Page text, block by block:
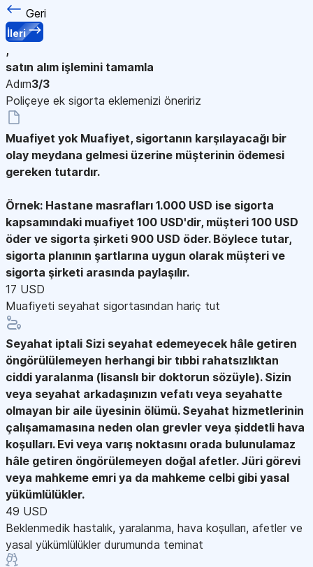
Geri
İleri
,
satın alım işlemini tamamla
Adım3/3
Poliçeye ek sigorta eklemenizi öneririz
Muafiyet yok Muafiyet, sigortanın karşılayacağı bir
olay meydana gelmesi üzerine müşterinin ödemesi
gereken tutardır.
Örnek: Hastane masrafları 1.000 USD ise sigorta
kapsamındaki muafiyet 100 USD'dir, müşteri 100 USD
öder ve sigorta şirketi 900 USD öder. Böylece tutar,
sigorta planının şartlarına uygun olarak müşteri ve
sigorta şirketi arasında paylaşılır.
17 USD
Muafiyeti seyahat sigortasından hariç tut
Seyahat iptali Sizi seyahat edemeyecek hâle getiren
öngörülülemeyen herhangi bir tıbbi rahatsızlıktan
ciddi yaralanma (lisanslı bir doktorun sözüyle). Sizin
veya seyahat arkadaşınızın vefatı veya seyahatte
olmayan bir aile üyesinin ölümü. Seyahat hizmetlerinin
çalışamamasına neden olan grevler veya şiddetli hava
koşulları. Evi veya varış noktasını orada bulunulamaz
hâle getiren öngörülemeyen doğal afetler. Jüri görevi
veya mahkeme emri ya da mahkeme celbi gibi yasal
yükümlülükler.
49 USD
Beklenmedik hastalık, yaralanma, hava koşulları, afetler ve
yasal yükümlülükler durumunda teminat